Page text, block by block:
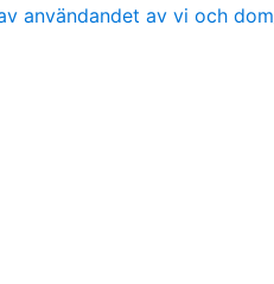
användandet av vi och dom_